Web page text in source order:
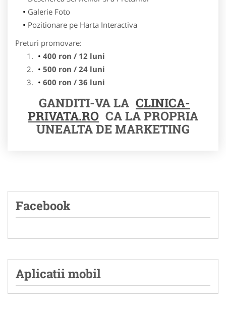
Galerie Foto
Pozitionare pe Harta Interactiva
Preturi promovare:
400 ron / 12 luni
500 ron / 24 luni
600 ron / 36 luni
GANDITI-VA LA CLINICA-
PRIVATA.RO CA LA PROPRIA
UNEALTA DE MARKETING
Facebook
Aplicatii mobil